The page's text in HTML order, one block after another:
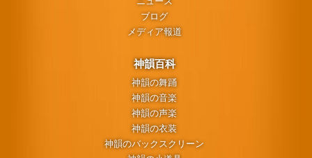
ブログ
メディア報道
神韻百科
神韻の舞踊
神韻の音楽
神韻の声楽
神韻の衣装
神韻のバックスクリーン